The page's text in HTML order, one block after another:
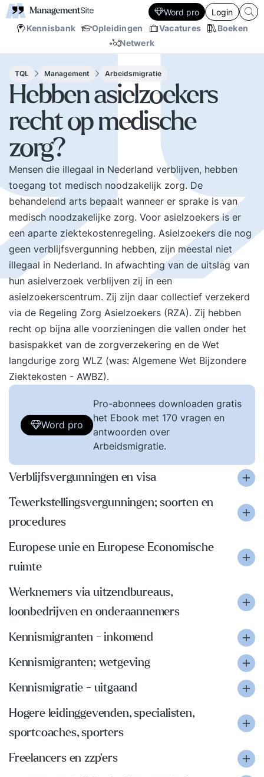
Kennisbank Opleidingen Vacatures
Boeken
Netwerk
Word pro Login
TQL Management Arbeidsmigratie
Hebben asielzoekers
recht op medische
zorg?
Mensen die illegaal in Nederland verblijven, hebben
toegang tot medisch noodzakelijk zorg. De
behandelend arts bepaalt wanneer er sprake is van
medisch noodzakelijke zorg. Voor asielzoekers is er
een aparte ziektekostenregeling. Asielzoekers die nog
geen verblijfsvergunning hebben, zijn meestal niet
illegaal in Nederland. In afwachting van de uitslag van
hun asielverzoek verblijven zij in een
asielzoekerscentrum. Zij zijn daar collectief verzekerd
via de Regeling Zorg Asielzoekers (RZA). Zij hebben
recht op bijna alle voorzieningen die vallen onder het
basispakket van de zorgverzekering en de Wet
langdurige zorg WLZ (was: Algemene Wet Bijzondere
Ziektekosten - AWBZ).
Word pro
Pro-abonnees downloaden gratis
het Ebook met 170 vragen en
antwoorden over
Arbeidsmigratie.
Verblijfsvergunningen en visa
Tewerkstellingsvergunningen; soorten en
procedures
Europese unie en Europese Economische
ruimte
Werknemers via uitzendbureaus,
loonbedrijven en onderaannemers
Kennismigranten - inkomend
Kennismigranten; wetgeving
Kennismigratie - uitgaand
Hogere leidinggevenden, specialisten,
sportcoaches, sporters
Freelancers en zzp'ers